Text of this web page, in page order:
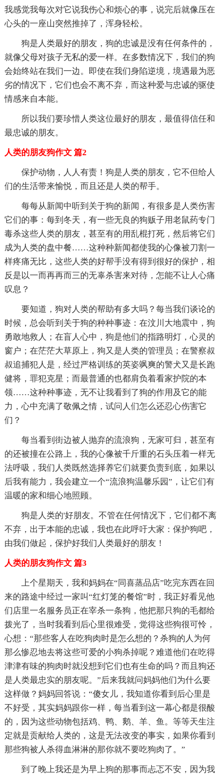
我感觉我每次对它说我伤心和烦心的事，说完后就像压在
心头的一座山突然推掉了，浑身轻松。
狗是人类最好的朋友，狗的忠诚是没有任何条件的，
就像父母对孩子无私的爱一样。在多数情况下，我们的狗
会始终站在我们一边。即使在我们身陷逆境，境遇最为恶
劣的情况下，它们也会不离不弃，而这种爱与忠诚的驱使
情感来自本能。
所以我们要珍惜人类这位最好的朋友，最值得信任和
最忠诚的朋友。
人类的朋友狗作文 篇2
保护动物，人人有责！狗是人类的朋友，它不但给人
们的生活带来愉悦，而且还是人类的帮手。
每每从新闻中听到关于狗的新闻，有很多是人类伤害
它们的事：每到冬天，有一些无良的狗贩子用老鼠药专门
毒杀这些人类的朋友，甚至有的用乱棍打死，然后将它们
成为人类的盘中餐……这种种新闻都使我的心像被刀割一
样疼痛无比，这些人类的好帮手没有得到很好的保护，相
反是以一而再再而三的无辜杀害来对待，怎能不让人心痛
叹息？
要知道，狗对人类的帮助有多大吗？每当我们谈论的
时候，总会听到关于狗的种种事迹：在汶川大地震中，狗
勇敢地救人；在盲人心中，狗是他们的指路明灯，心灵的
窗户；在茫茫大草原上，狗又是人类的管理员；在警察叔
叔追捕犯人是，经过严格训练的英姿飒爽的警犬又是长跑
健将，罪犯克星；而最普通的也都肩负着看家护院的本
领……这种种事迹，无不让我看到了狗的作用及它的能
力，心中充满了敬佩之情，试问人们怎么还忍心伤害它
们？
每当看到街边被人抛弃的流浪狗，无家可归，甚至有
的还被撞在公路上，我的心像被千斤重的石头压着一样无
法呼吸，我们人类既然选择养它们就要负责到底，如果以
后我有能力，我会建立一个“流浪狗温馨乐园”，让它们有
温暖的家和细心地照顾。
狗是人类的'好朋友。不管在任何情况下，它们都不离
不弃，出于本能的忠诚，我也在此呼吁大家：保护狗吧，
由我们做起，保护好我们人类最好的朋友！
人类的朋友狗作文 篇3
上个星期天，我和妈妈在“同喜蒸品店”吃完东西在回
来的路途中经过一家叫“红灯笼的餐馆”时，我正好看见他
们店里一名服务员正在宰杀一条狗，他把那只狗的毛都给
拨光了，当时我看到后心里很难受，觉得这些狗很可怜，
心想：“那些客人在吃狗肉时是怎么想的？杀狗的人为何
那么惨忍地去将这些可爱的小狗杀掉呢？难道他们在吃得
津津有味的狗肉时就没想到它们也有生命的吗？而且狗还
是人类最忠实的朋友呢。”后来我就问妈妈他们为什么要
这样做？妈妈回答说：“傻女儿，我知道你看到后心里是
不好受，其实妈妈跟你一样，每当看到这一幕心都是很酸
的，因为这些动物包括鸡、鸭、鹅、羊、鱼。等等天生注
定就是贡献给人类的，这是无法改变的事实，如果你看到
那些狗被人杀得血淋淋的那你就不要吃狗肉了。”
到了晚上我还是为早上狗的那事而忐忑不安，因为我